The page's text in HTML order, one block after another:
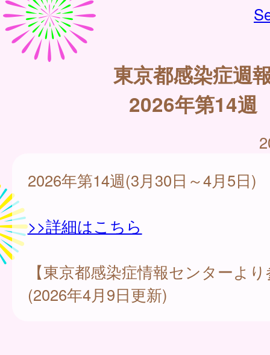
東京都感染症週
2026年第14週
2026年第14週(3月30日～4月5日)
>>詳細はこちら
【東京都感染症情報センターよ
(2026年4月9日更新)